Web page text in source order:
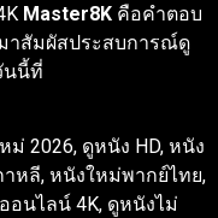
Master8K คือคำตอบ
าสัมผัสประสบการณ์ดู
นนี้ที่
2026, ดูหนัง HD, หนัง
หลี, หนังใหม่พากย์ไทย,
อนไลน์ 4K, ดูหนังไม่